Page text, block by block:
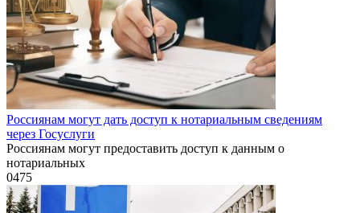
Россиянам могут дать доступ к нотариальным сведениям
через Госуслуги
Россиянам могут предоставить доступ к данным о
нотариальных
0475